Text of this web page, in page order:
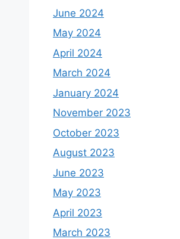
June 2024
May 2024
April 2024
March 2024
January 2024
November 2023
October 2023
August 2023
June 2023
May 2023
April 2023
March 2023